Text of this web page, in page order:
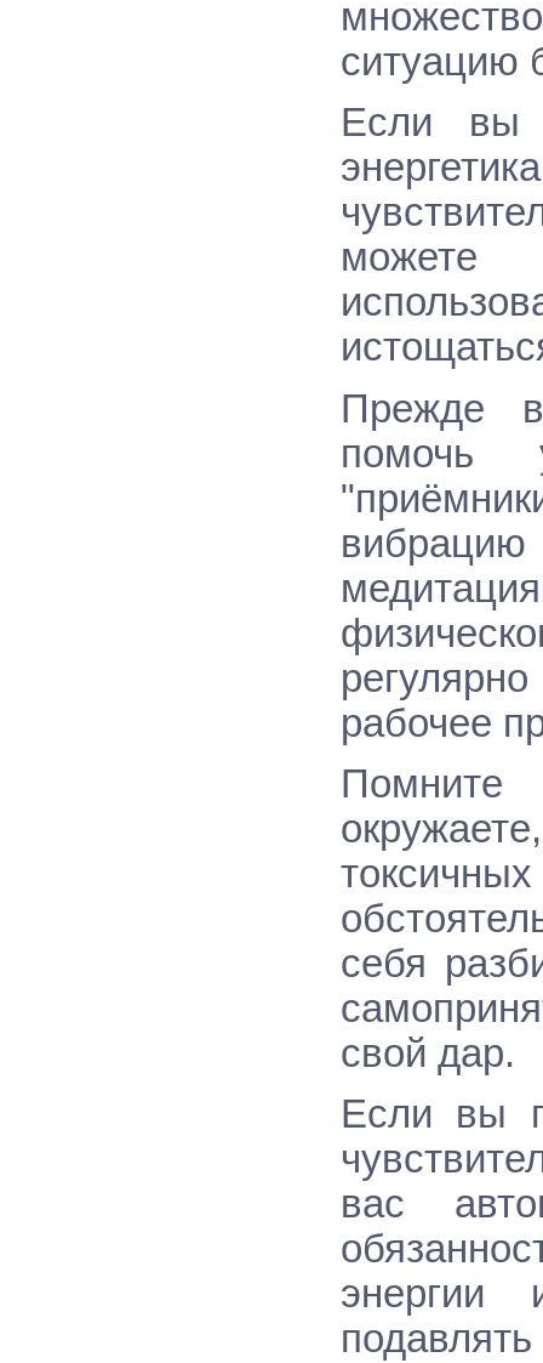
ситуацию
Если вы
можете
Прежде
помочь
рабочее
себя
свой дар.
Если вы
вас
энергии